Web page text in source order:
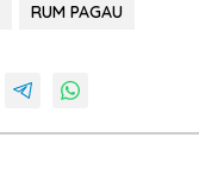
RUM PAGAU